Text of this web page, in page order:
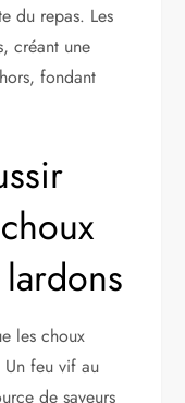
du repas. Les
créant une
fondant
les choux
Un feu vif au
de saveurs